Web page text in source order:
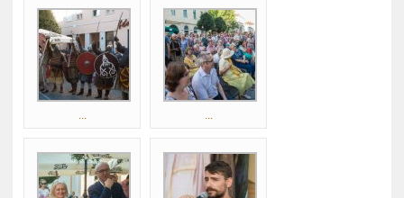
... ...